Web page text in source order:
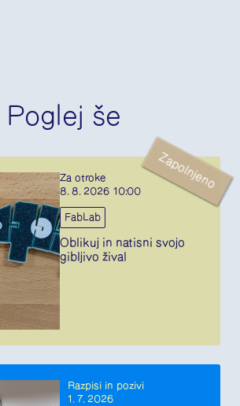
Poglej še
Za otroke
8. 8. 2026 10:00
FabLab
Oblikuj in natisni svojo
gibljivo žival
Zapolnjeno
Razpisi in pozivi
1. 7. 2026